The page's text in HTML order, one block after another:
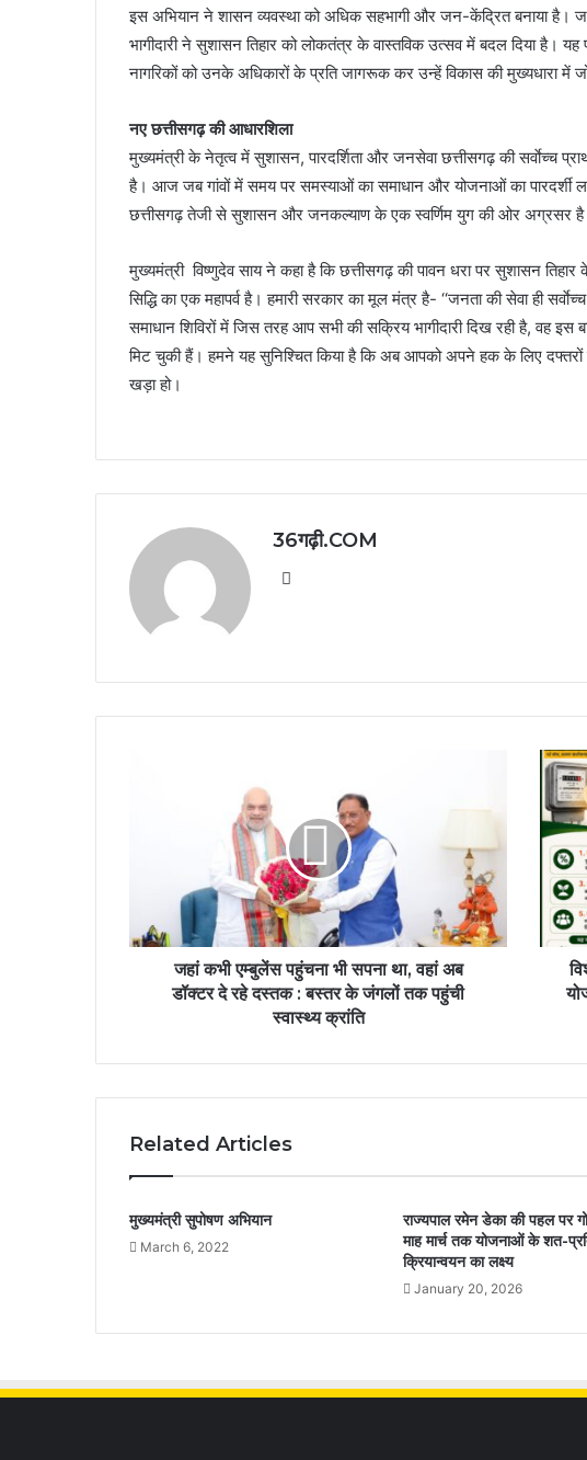
इस अभियान ने शासन व्यवस्था को अधिक सहभागी और जन-केंद्रित बनाया है।
भागीदारी ने सुशासन तिहार को लोकतंत्र के वास्तविक उत्सव में बदल दिया है।
नागरिकों को उनके अधिकारों के प्रति जागरूक कर उन्हें विकास की मुख्यधारा में
नए छत्तीसगढ़ की आधारशिला
मुख्यमंत्री के नेतृत्व में सुशासन, पारदर्शिता और जनसेवा छत्तीसगढ़ की सर्वाेच्च
है। आज जब गांवों में समय पर समस्याओं का समाधान और योजनाओं का पारदर्शी
छत्तीसगढ़ तेजी से सुशासन और जनकल्याण के एक स्वर्णिम युग की ओर अग्रसर
मुख्यमंत्री विष्णुदेव साय ने कहा है कि छत्तीसगढ़ की पावन धरा पर सुशासन
सिद्धि का एक महापर्व है। हमारी सरकार का मूल मंत्र है- ‘‘जनता की सेवा ही
समाधान शिविरों में जिस तरह आप सभी की सक्रिय भागीदारी दिख रही है, वह
मिट चुकी हैं। हमने यह सुनिश्चित किया है कि अब आपको अपने हक के लिए
खड़ा हो।
36गढ़ी.COM
जहां कभी एम्बुलेंस पहुंचना भी सपना था, वहां अब
डॉक्टर दे रहे दस्तक : बस्तर के जंगलों तक पहुंची
स्वास्थ्य क्रांति
Related Articles
मुख्यमंत्री सुपोषण अभियान
March 6, 2022
राज्यपाल रमेन डेका की पहल पर
माह मार्च तक योजनाओं के शत-
क्रियान्वयन का लक्ष्य
January 20, 2026